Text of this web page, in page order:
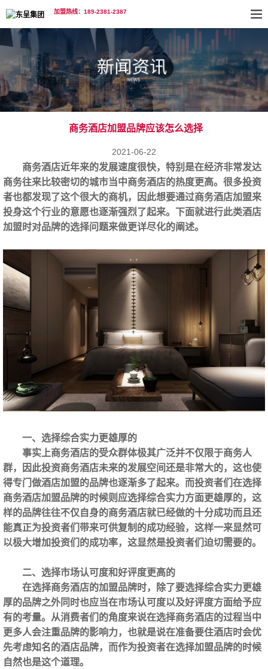
加盟热线：189-2381-2387
商务酒店加盟品牌应该怎么选择
2021-06-22
商务酒店近年来的发展速度很快，特别是在经济非常发达
商务往来比较密切的城市当中商务酒店的热度更高。很多投资
者也都发现了这个很大的商机，因此想要通过商务酒店加盟来
投身这个行业的意愿也逐渐强烈了起来。下面就进行此类酒店
加盟时对品牌的选择问题来做更详尽化的阐述。
一、选择综合实力更雄厚的
事实上商务酒店的受众群体极其广泛并不仅限于商务人
群，因此投资商务酒店未来的发展空间还是非常大的，这也使
得专门做酒店加盟的品牌也逐渐多了起来。而投资者们在选择
商务酒店加盟品牌的时候则应选择综合实力方面更雄厚的，这
样的品牌往往不仅自身的商务酒店就已经做的十分成功而且还
能真正为投资者们带来可供复制的成功经验，这样一来显然可
以极大增加投资们的成功率，这显然是投资者们迫切需要的。
二、选择市场认可度和好评度更高的
在选择商务酒店的加盟品牌时，除了要选择综合实力更雄
厚的品牌之外同时也应当在市场认可度以及好评度方面给予应
有的考量。从消费者们的角度来说在选择商务酒店的过程当中
更多人会注重品牌的影响力，也就是说在准备要住酒店时会优
先考虑知名的酒店品牌，而作为投资者在选择加盟品牌的时候
自然也是这个道理。